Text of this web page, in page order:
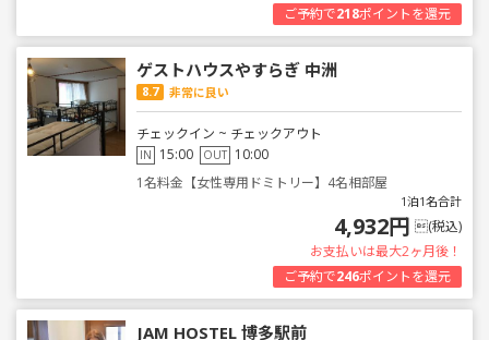
ご予約で218ポイントを還元
ゲストハウスやすらぎ 中洲
8.7 非常に良い
チェックイン ~ チェックアウト
IN 15:00 OUT 10:00
1名料金【女性専用ドミトリー】4名相部屋
1泊1名合計
4,932円 (税込)
お支払いは最大2ヶ月後！
ご予約で246ポイントを還元
JAM HOSTEL 博多駅前